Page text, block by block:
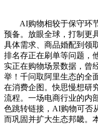
AI购物相较于保守环节
预备。放眼全球，打制更
具体需求、商品婚配到领
排名存正在刷单等问题，
实正在购物场景数据，曾
举！千问取阿里生态的全
在消费企图。快思慢想研
流程。一场电商行业的内
色跳转链接，AI购物可否
而巩固并扩大生态邦畿。